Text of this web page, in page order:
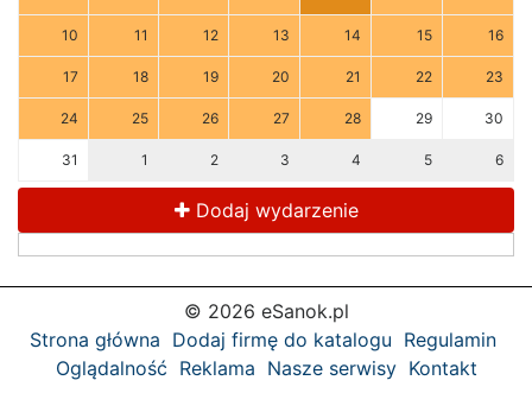
10 11 12 13 14 15 16
17 18 19 20 21 22 23
24 25 26 27 28 29 30
31 1 2 3 4 5 6
Dodaj wydarzenie
© 2026 eSanok.pl
Strona główna Dodaj firmę do katalogu Regulamin
Oglądalność Reklama Nasze serwisy Kontakt